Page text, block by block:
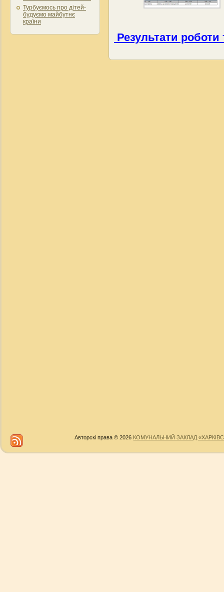
Турбуємось про дітей-
будуємо майбутнє
країни
Результати роботи
Авторскі права © 2026 КОМУНАЛЬНИЙ ЗАКЛАД